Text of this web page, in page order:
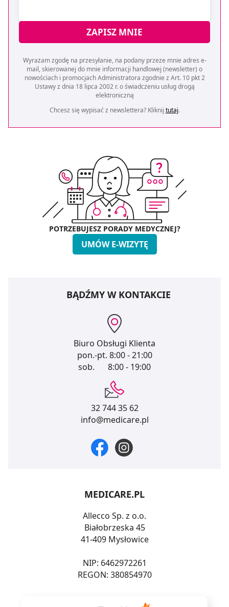
ZAPISZ MNIE
Wyrażam zgodę na przesyłanie, na podany przeze mnie adres e-
mail, skierowanej do mnie informacji handlowej (newsletter) o
nowościach i promocjach Administratora zgodnie z Art. 10 pkt 2
Ustawy z dnia 18 lipca 2002 r. o świadczeniu usług drogą
elektroniczną
Chcesz się wypisać z newslettera? Kliknij tutaj.
POTRZEBUJESZ PORADY MEDYCZNEJ?
UMÓW E-WIZYTĘ
BĄDŹMY W KONTAKCIE
Biuro Obsługi Klienta
pon.-pt. 8:00 - 21:00
sob.
8:00 - 19:00
32 744 35 62
info@medicare.pl
MEDICARE.PL
Allecco Sp. z o.o.
Białobrzeska 45
41-409 Mysłowice
NIP: 6462972261
REGON: 380854970